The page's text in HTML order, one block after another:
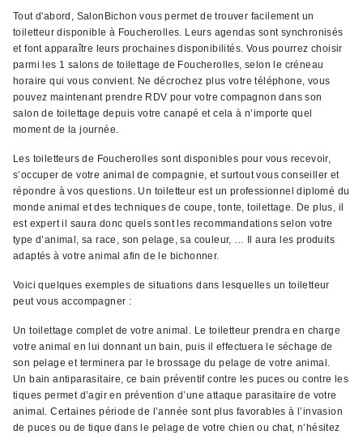
Tout d'abord, SalonBichon vous permet de trouver facilement un
toiletteur disponible à Foucherolles. Leurs agendas sont synchronisés
et font apparaître leurs prochaines disponibilités. Vous pourrez choisir
parmi les 1 salons de toilettage de Foucherolles, selon le créneau
horaire qui vous convient. Ne décrochez plus votre téléphone, vous
pouvez maintenant prendre RDV pour votre compagnon dans son
salon de toilettage depuis votre canapé et cela à n’importe quel
moment de la journée.
Les toiletteurs de Foucherolles sont disponibles pour vous recevoir,
s’occuper de votre animal de compagnie, et surtout vous conseiller et
répondre à vos questions. Un toiletteur est un professionnel diplomé du
monde animal et des techniques de coupe, tonte, toilettage. De plus, il
est expert il saura donc quels sont les recommandations selon votre
type d’animal, sa race, son pelage, sa couleur, … Il aura les produits
adaptés à votre animal afin de le bichonner.
Voici quelques exemples de situations dans lesquelles un toiletteur
peut vous accompagner :
Un toilettage complet de votre animal. Le toiletteur prendra en charge
votre animal en lui donnant un bain, puis il effectuera le séchage de
son pelage et terminera par le brossage du pelage de votre animal.
Un bain antiparasitaire, ce bain préventif contre les puces ou contre les
tiques permet d’agir en prévention d’une attaque parasitaire de votre
animal. Certaines période de l’année sont plus favorables à l’invasion
de puces ou de tique dans le pelage de votre chien ou chat, n’hésitez